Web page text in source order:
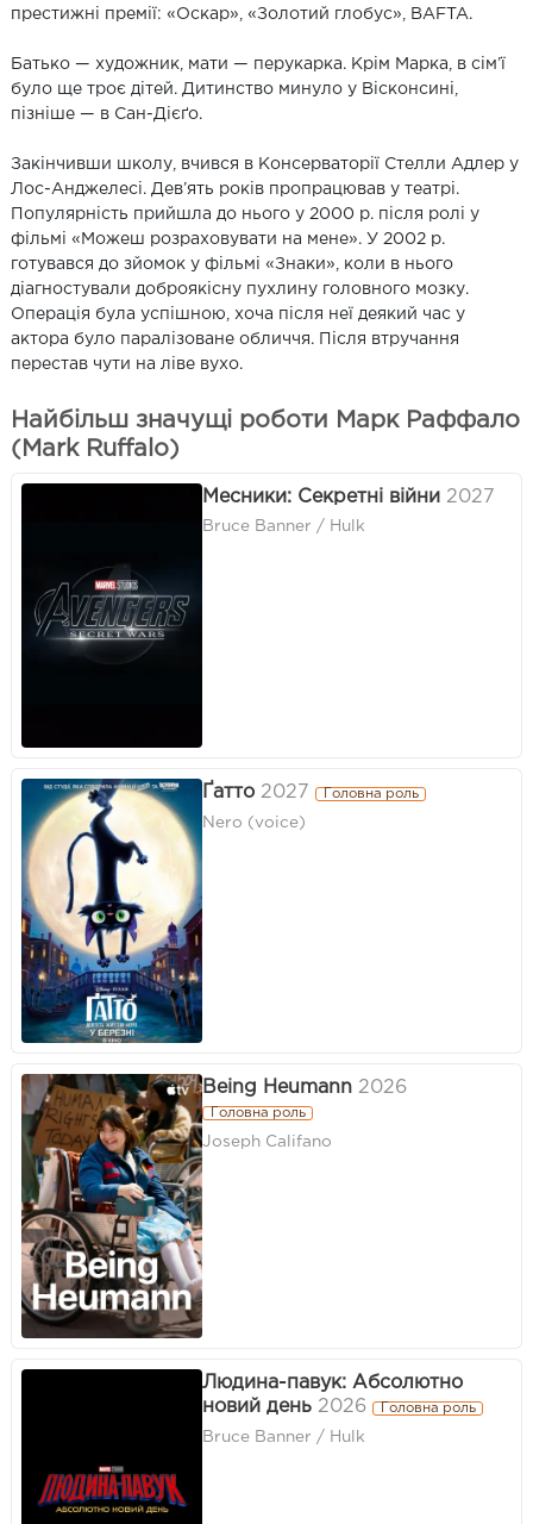
престижні премії: «Оскар», «Золотий глобус», BAFTA.
Батько — художник, мати — перукарка. Крім Марка, в сім’ї
було ще троє дітей. Дитинство минуло у Вісконсині,
пізніше — в Сан-Дієґо.
Закінчивши школу, вчився в Консерваторії Стелли Адлер у
Лос-Анджелесі. Дев’ять років пропрацював у театрі.
Популярність прийшла до нього у 2000 р. після ролі у
фільмі «Можеш розраховувати на мене». У 2002 р.
готувався до зйомок у фільмі «Знаки», коли в нього
діагностували доброякісну пухлину головного мозку.
Операція була успішною, хоча після неї деякий час у
актора було паралізоване обличчя. Після втручання
перестав чути на ліве вухо.
Найбільш значущі роботи Марк Раффало
(Mark Ruffalo)
Месники: Секретні війни 2027
Bruce Banner / Hulk
Ґатто 2027 Головна роль
Nero (voice)
Being Heumann 2026
Головна роль
Joseph Califano
Людина-павук: Абсолютно
новий день 2026 Головна роль
Bruce Banner / Hulk